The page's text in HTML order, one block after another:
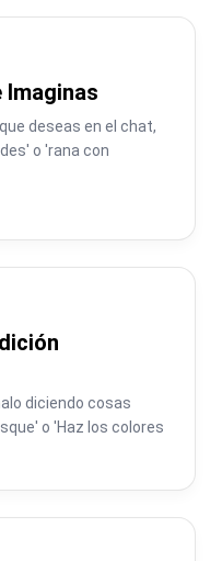
Imaginas
deseas en el chat,
o 'rana con
diciendo cosas
o 'Haz los colores